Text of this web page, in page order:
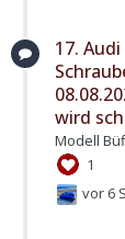
17. Audi
wird
Modell
1
vor 6